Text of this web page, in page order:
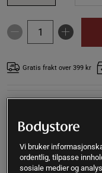
Gratis frakt over 399 kr
SKU #A3331-115-4| EAN
Måltidserstatning
måltidserstatning
alle måltider i løpet
innhold av fettsyrer,
Vi bruker
ordentlig, tilpasse
sosiale medier og